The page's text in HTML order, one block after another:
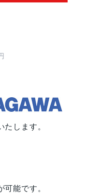
します。
能です。